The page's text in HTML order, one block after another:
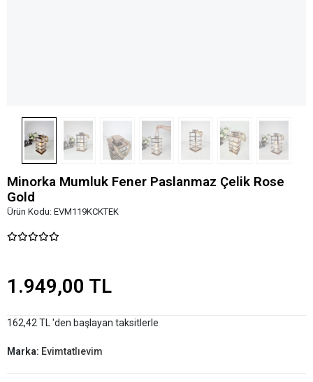
Minorka Mumluk Fener Paslanmaz Çelik Rose
Gold
Ürün Kodu: EVM119KCKTEK
1.949,00 TL
162,42 TL 'den başlayan taksitlerle
Marka: Evimtatlıevim